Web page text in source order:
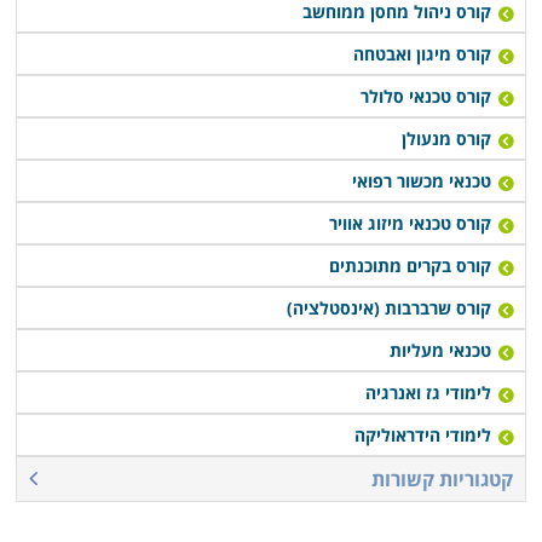
בתחום עם סיום הלימודים, או רכישת יסודות עסקיים
ושיווקיים שיעזרו לבוגרים לנהל עסק עצמאי זעיר.
קורס טכנאי מכשירי חשמל מתקיים במספר מקומות לימוד
ברחבי הארץ: חיפה, תל אביב, רמת גן, נתניה, פתח תקווה,
כפר סבא ובעוד מספר מקומות אחרים, כך שכמעט כל מי
שרוצה ללמוד קורס מבוקש זה יוכל לעשות זאת בנוחות
בקרבת אזור מגוריו.
קורס ניהול מחסן ממוחשב
קורס מיגון ואבטחה
קורס טכנאי סלולר
קורס מנעולן
טכנאי מכשור רפואי
קורס טכנאי מיזוג אוויר
קורס בקרים מתוכנתים
קורס שרברבות (אינסטלציה)
טכנאי מעליות
לימודי גז ואנרגיה
לימודי הידראוליקה
קטגוריות קשורות